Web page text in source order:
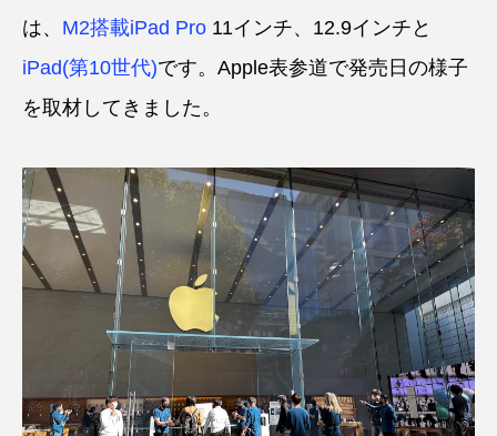
は、 M2搭載iPad Pro 11インチ、12.9インチと
iPad(第10世代)です。Apple表参道で発売日の様子
を取材してきました。